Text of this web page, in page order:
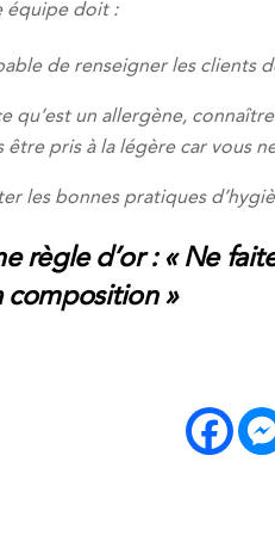
équipe doit :
de renseigner les clients
qu’est un allergène,
être pris à la légère car vous
les bonnes pratiques
règle d’or : « Ne
composition »